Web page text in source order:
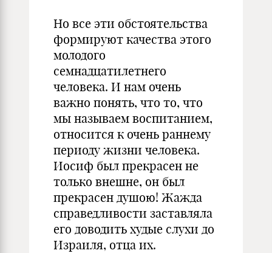
Но все эти обстоятельства
формируют качества этого
молодого
семнадцатилетнего
человека. И нам очень
важно понять, что то, что
мы называем воспитанием,
относится к очень раннему
периоду жизни человека.
Иосиф был прекрасен не
только внешне, он был
прекрасен душою! Жажда
справедливости заставляла
его доводить худые слухи до
Израиля, отца их.